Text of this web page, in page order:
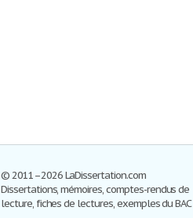
© 2011–2026 LaDissertation.com
Dissertations, mémoires, comptes-rendus de
lecture, fiches de lectures, exemples du BAC